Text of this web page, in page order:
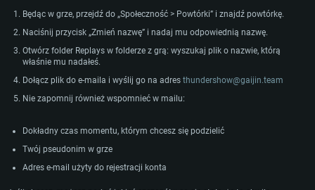
Minimalne
OS: Windows 10 (64 bit)
Procesor: Dual-Core 2.2 GHz
Pamięć: 4GB
Karta graficzna: Karta obsługująca DirectX 11: AMD Radeon 77XX / NVIDIA
Połączenie sieciowe: Internet szerokopasmowy
Dysk twardy: 22.1 GB (minimalny klient)
Minimalne
OS: Mac OS Big Sur 11.0 lub nowszy
Procesor: Core i5, minimum 2.2GHz (Xeon nie jest wspierany)
Pamięć: 6 GB
Karta graficzna: Intel Iris Pro 5200 (Mac) lub podobna od AMD/Nvidia.
Połączenie sieciowe: Internet szerokopasmowy
Dysk twardy: 22.1 GB (minimalny klient)
Minimalne
OS: Ostatnie wydania 64bit Linux
Procesor: Dual-Core 2.4 GHz
Pamięć: 4 GB
Karta graficzna: NVIDIA 660 z nowymi sterownikami (nie starsze niż 6
miesięcy) (minimalna rozdzielczość to 720p) ze wsparciem Vulkan
Połączenie sieciowe: Internet szerokopasmowy
Dysk twardy: 22.1 GB (minimalny klient)
Będąc w grze, przejdź do „Społeczność > Powtórki” i znajdź powtórkę.
Naciśnij przycisk „Zmień nazwę” i nadaj mu odpowiednią nazwę.
Otwórz folder Replays w folderze z grą: wyszukaj plik o nazwie, którą
właśnie mu nadałeś.
Dołącz plik do e-maila i wyślij go na adres thundershow@gaijin.team
Nie zapomnij również wspomnieć w mailu:
Dokładny czas momentu, którym chcesz się podzielić
Twój pseudonim w grze
Adres e-mail użyty do rejestracji konta